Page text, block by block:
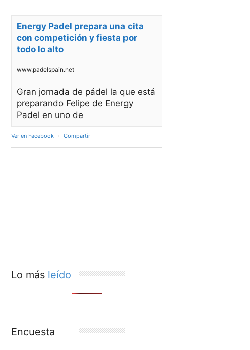
Energy Padel prepara una cita
con competición y fiesta por
todo lo alto
www.padelspain.net
Gran jornada de pádel la que está
preparando Felipe de Energy
Padel en uno de
Ver en Facebook · Compartir
Lo más leído
Encuesta